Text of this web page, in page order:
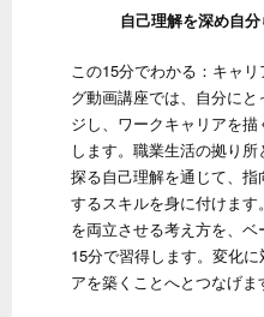
自己理解を深め自
この15分でわかる：キャ
グ動画講座では、自分に
ジし、ワークキャリアを
します。職業生活の拠り
探る自己理解を通じて、
するスキルを身に付けま
を両立させる考え方を、
15分で習得します。変化
アを築くことへとつなげま